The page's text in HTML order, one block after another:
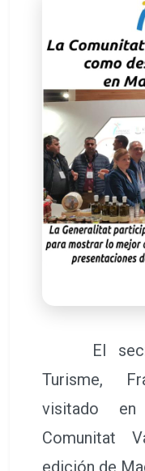
El
Turisme,
visitado
Comunitat
edición de